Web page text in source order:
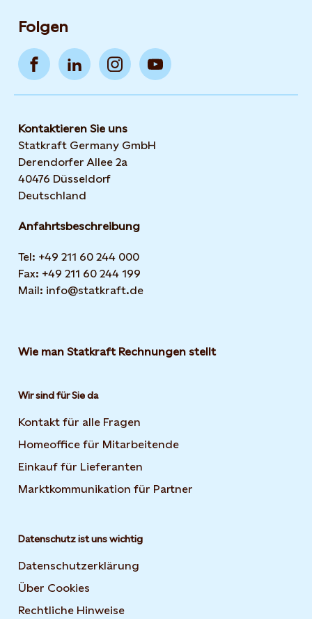
Folgen
Kontaktieren Sie uns
Statkraft Germany GmbH
Derendorfer Allee 2a
40476 Düsseldorf
Deutschland
Anfahrtsbeschreibung
Tel: +49 211 60 244 000
Fax: +49 211 60 244 199
Mail: info@statkraft.de
Wie man Statkraft Rechnungen stellt
Wir sind für Sie da
Kontakt für alle Fragen
Homeoffice für Mitarbeitende
Einkauf für Lieferanten
Marktkommunikation für Partner
Datenschutz ist uns wichtig
Datenschutzerklärung
Über Cookies
Rechtliche Hinweise